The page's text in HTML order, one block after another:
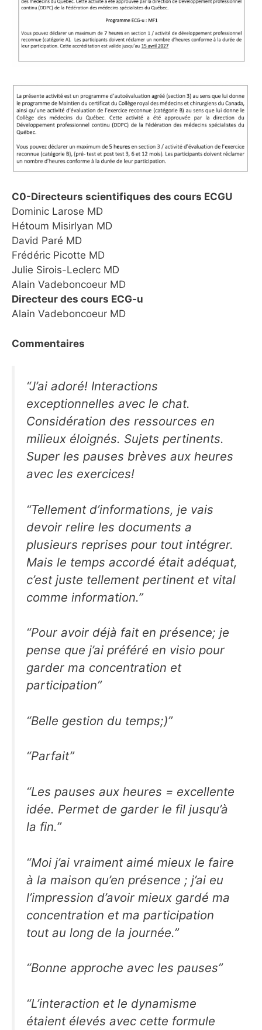
C0-Directeurs scientifiques des cours ECGU
Dominic Larose MD
Hétoum Misirlyan MD
David Paré MD
Frédéric Picotte MD
Julie Sirois-Leclerc MD
Alain Vadeboncoeur MD
Directeur des cours ECG-u
Alain Vadeboncoeur MD
Commentaires
“J’ai adoré! Interactions
exceptionnelles avec le chat.
Considération des ressources en
milieux éloignés. Sujets pertinents.
Super les pauses brèves aux heures
avec les exercices!
“Tellement d’informations, je vais
devoir relire les documents a
plusieurs reprises pour tout intégrer.
Mais le temps accordé était adéquat,
c’est juste tellement pertinent et vital
comme information.”
“Pour avoir déjà fait en présence; je
pense que j’ai préféré en visio pour
garder ma concentration et
participation”
“Belle gestion du temps;)”
“Parfait”
“Les pauses aux heures = excellente
idée. Permet de garder le fil jusqu’à
la fin.”
“Moi j’ai vraiment aimé mieux le faire
à la maison qu’en présence ; j’ai eu
l’impression d’avoir mieux gardé ma
concentration et ma participation
tout au long de la journée.”
“Bonne approche avec les pauses”
“L’interaction et le dynamisme
étaient élevés avec cette formule